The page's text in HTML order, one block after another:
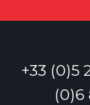
+33 (0)5
(0)6